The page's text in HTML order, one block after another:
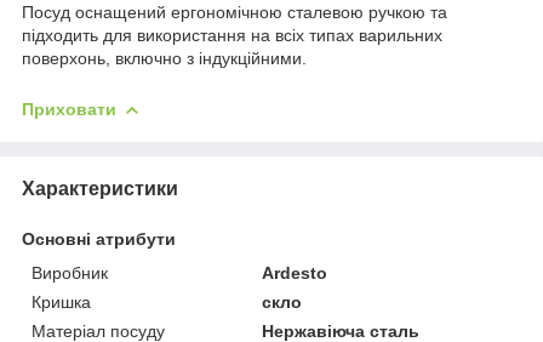
Посуд оснащений ергономічною сталевою ручкою та
підходить для використання на всіх типах варильних
поверхонь, включно з індукційними.
Приховати
Характеристики
Основні атрибути
Виробник
Ardesto
Кришка
скло
Матеріал посуду
Нержавіюча сталь